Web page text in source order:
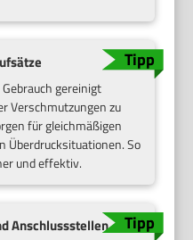
gereinigt
Verschmutzungen zu
für gleichmäßigen
Überdrucksituationen. So
und effektiv.
Anschlussstellen